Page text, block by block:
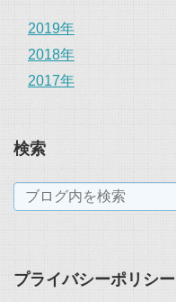
2019年
2018年
2017年
検索
プライバシーポリシー